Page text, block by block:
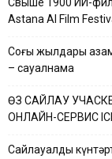
Astana AI Film
Соңғы жылдары
– сауалнама
ӨЗ САЙЛАУ
ОНЛАЙН-СЕРВИС
Сайлауалды